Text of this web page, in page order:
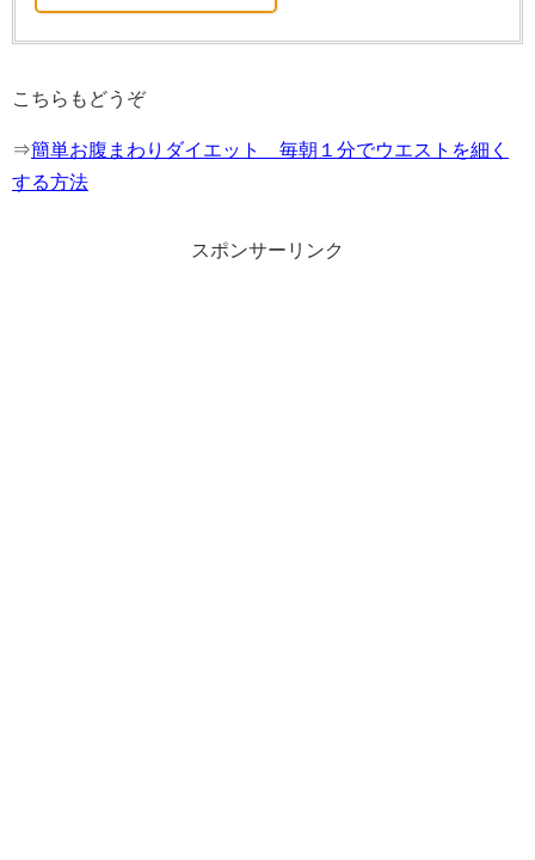
こちらもどうぞ
⇒簡単お腹まわりダイエット 毎朝１分でウエストを細く
する方法
スポンサーリンク